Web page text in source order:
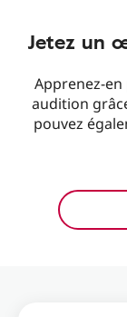
Jetez un
Apprenez-
audition
pouvez